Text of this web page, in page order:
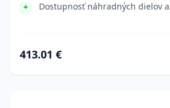
Dostupnosť náhradných dielov
413.01 €